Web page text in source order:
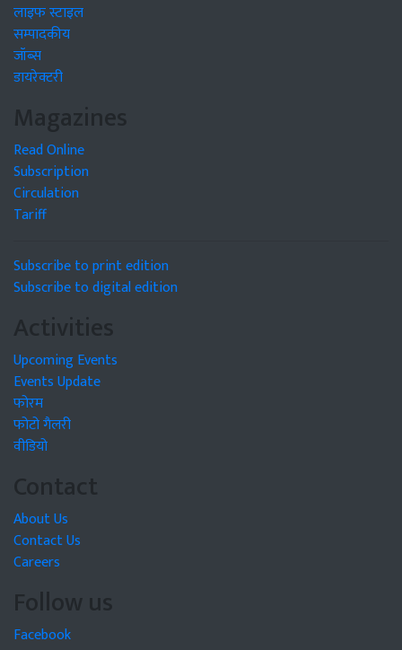
लाइफ स्टाइल
सम्पादकीय
जॉब्स
डायरेक्टरी
Magazines
Read Online
Subscription
Circulation
Tariff
Subscribe to print edition
Subscribe to digital edition
Activities
Upcoming Events
Events Update
फोरम
फोटो गैलरी
वीडियो
Contact
About Us
Contact Us
Careers
Follow us
Facebook